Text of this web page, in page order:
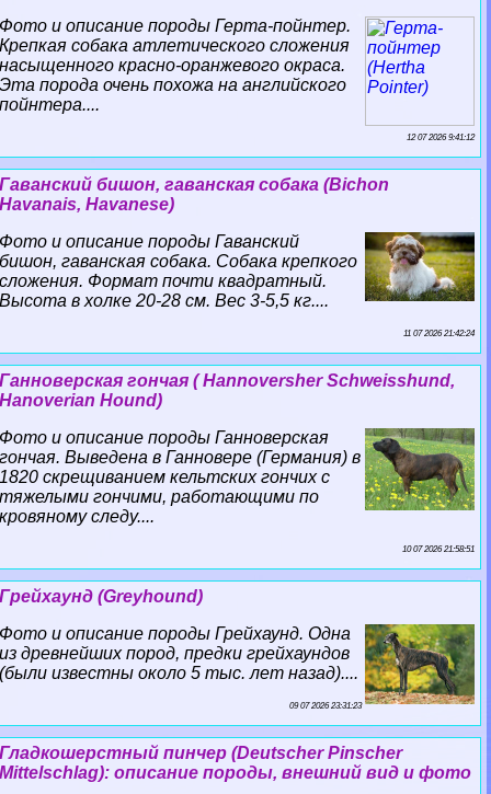
Фото и описание породы Герта-пойнтер.
Крепкая собака атлетического сложения
насыщенного красно-оранжевого окраса.
Эта порода очень похожа на английского
пойнтера....
12 07 2026 9:41:12
Гаванский бишон, гаванская собака (Bichon
Havanais, Havanese)
Фото и описание породы Гаванский
бишон, гаванская собака. Собака крепкого
сложения. Формат почти квадратный.
Высота в холке 20-28 см. Вес 3-5,5 кг....
11 07 2026 21:42:24
Ганноверская гончая ( Hannoversher Schweisshund,
Hanoverian Hound)
Фото и описание породы Ганноверская
гончая. Выведена в Ганновере (Германия) в
1820 скрещиванием кельтских гончих с
тяжелыми гончими, работающими по
кровяному следу....
10 07 2026 21:58:51
Грейхаунд (Greyhound)
Фото и описание породы Грейхаунд. Одна
из древнейших пород, предки грейхаундов
(были известны около 5 тыс. лет назад)....
09 07 2026 23:31:23
Гладкошерстный пинчер (Deutscher Pinscher
Mittelschlag): описание породы, внешний вид и фото